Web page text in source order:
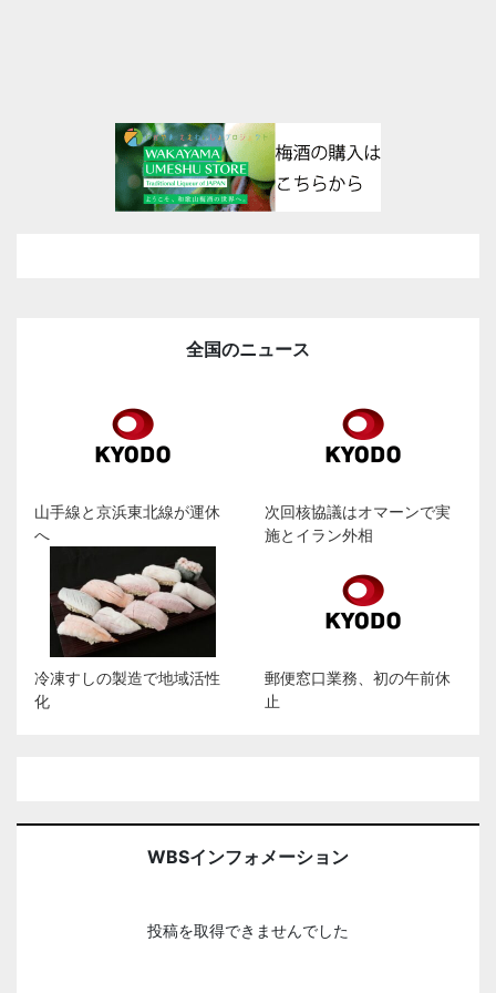
全国のニュース
山手線と京浜東北線が運休
へ
次回核協議はオマーンで実
施とイラン外相
冷凍すしの製造で地域活性
化
郵便窓口業務、初の午前休
止
WBSインフォメーション
投稿を取得できませんでした